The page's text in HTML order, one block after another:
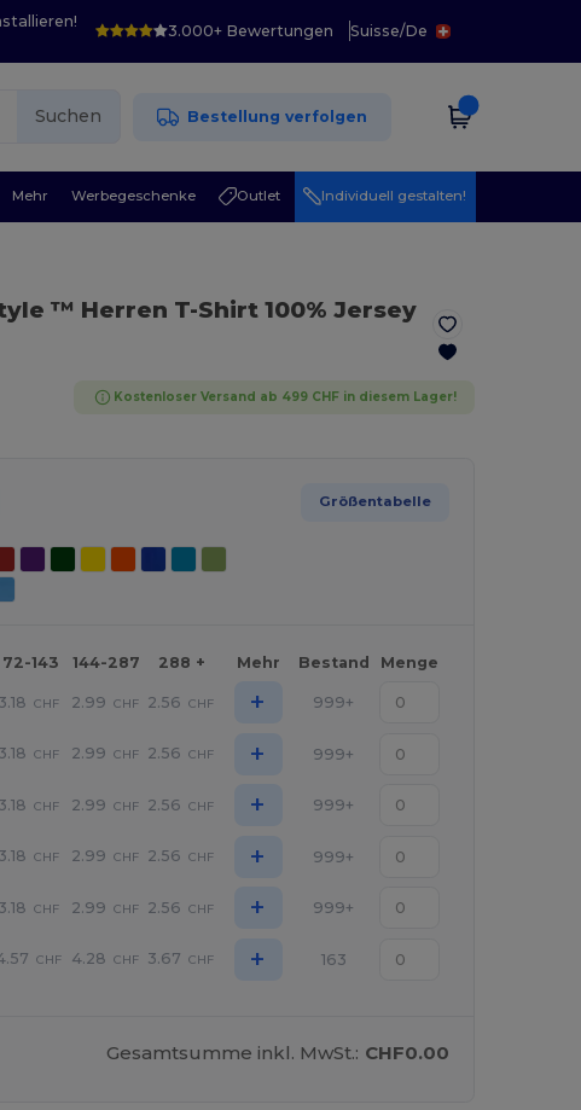
3.000+ Bewertungen Suisse/De
Suchen Bestellung verfolgen
Mehr Werbegeschenke Outlet Individuell gestalten!
™ Herren T-Shirt 100% Jersey
Kostenloser Versand ab 499 CHF in diesem Lager!
Größentabelle
72-143 144-287 288 + Mehr Bestand Menge
3.18 CHF 2.99 CHF 2.56 CHF + 999+
3.18 CHF 2.99 CHF 2.56 CHF + 999+
3.18 CHF 2.99 CHF 2.56 CHF + 999+
3.18 CHF 2.99 CHF 2.56 CHF + 999+
3.18 CHF 2.99 CHF 2.56 CHF + 999+
CHF 4.28 CHF 3.67 CHF + 163
Gesamtsumme inkl. MwSt.: CHF0.00